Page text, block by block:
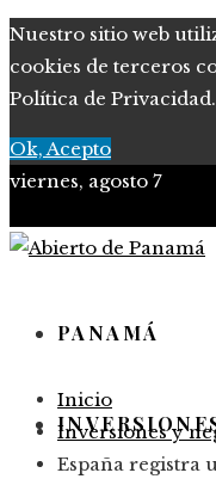
Nuestro sitio web
cookies de terceros
Política de
Ok, Acepto
viernes, agosto 7
PANAMÁ
Inicio
Inversiones y
España registra